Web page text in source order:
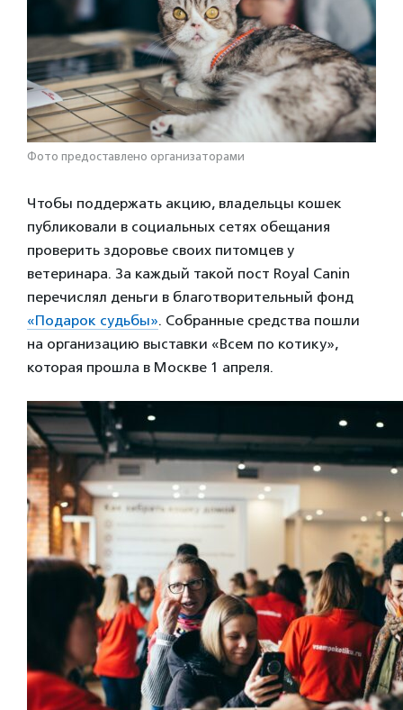
Фото предоставлено организаторами
Чтобы поддержать акцию, владельцы кошек
публиковали в социальных сетях обещания
проверить здоровье своих питомцев у
ветеринара. За каждый такой пост Royal Canin
перечислял деньги в благотворительный фонд
«Подарок судьбы». Собранные средства пошли
на организацию выставки «Всем по котику»,
которая прошла в Москве 1 апреля.